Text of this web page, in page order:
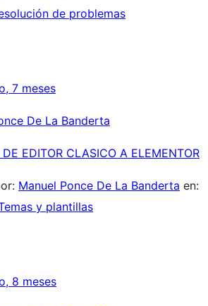
de problemas
7 meses
De La Banderta
EDITOR CLASICO A ELEMENTOR
Manuel Ponce De La Banderta en:
y plantillas
8 meses